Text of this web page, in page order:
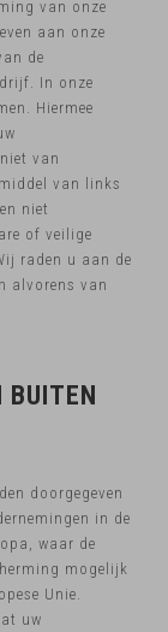
van onze
aan onze
de
In onze
Hiermee
van
van links
niet
of veilige
raden u aan de
alvorens van
BUITEN
doorgegeven
in de
waar de
mogelijk
Unie.
uw